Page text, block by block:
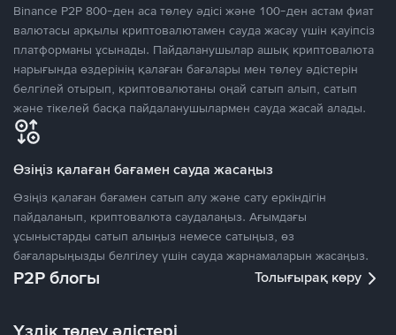
Binance P2P 800-ден аса төлеу әдісі және 100-ден астам фиат
валютасы арқылы криптовалютамен сауда жасау үшін қауіпсіз
платформаны ұсынады. Пайдаланушылар ашық криптовалюта
нарығында өздерінің қалаған бағалары мен төлеу әдістерін
белгілей отырып, криптовалютаны оңай сатып алып, сатып
және тікелей басқа пайдаланушылармен сауда жасай алады.
Өзіңіз қалаған бағамен сауда жасаңыз
Өзіңіз қалаған бағамен сатып алу және сату еркіндігін
пайдаланып, криптовалюта саудалаңыз. Ағымдағы
ұсыныстарды сатып алыңыз немесе сатыңыз, өз
бағаларыңызды белгілеу үшін сауда жарнамаларын жасаңыз.
P2P блогы Толығырақ көру